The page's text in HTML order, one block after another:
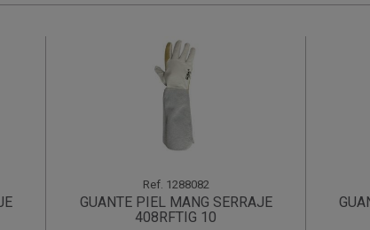
Ref. 1288082
GUANTE PIEL MANG SERRAJE
408RFTIG 10